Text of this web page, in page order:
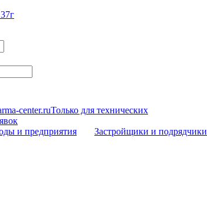
center.ruТолько для технических
и предприятия Застройщики и подрядчики